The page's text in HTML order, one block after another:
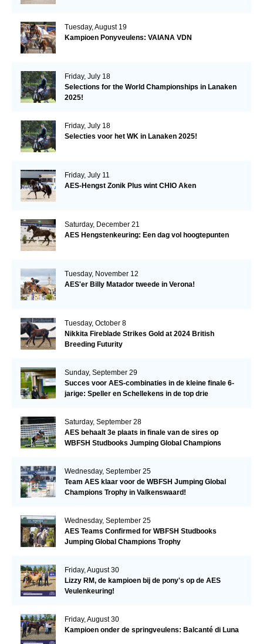
Tuesday, August 19
Kampioen Ponyveulens: VAIANA VDN
Friday, July 18
Selections for the World Championships in Lanaken
2025!
Friday, July 18
Selecties voor het WK in Lanaken 2025!
Friday, July 11
AES-Hengst Zonik Plus wint CHIO Aken
Saturday, December 21
AES Hengstenkeuring: Een dag vol hoogtepunten
Tuesday, November 12
AES'er Billy Matador tweede in Verona!
Tuesday, October 8
Nikkita Fireblade Strikes Gold at 2024 British
Breeding Futurity
Sunday, September 29
Succes voor AES-combinaties in de kleine finale 6-
jarige: Speller en Schellekens in de top drie
Saturday, September 28
AES behaalt 3e plaats in finale van de sires op
WBFSH Studbooks Jumping Global Champions
Wednesday, September 25
Team AES klaar voor de WBFSH Jumping Global
Champions Trophy in Valkenswaard!
Wednesday, September 25
AES Teams Confirmed for WBFSH Studbooks
Jumping Global Champions Trophy
Friday, August 30
Lizzy RM, de kampioen bij de pony's op de AES
Veulenkeuring!
Friday, August 30
Kampioen onder de springveulens: Balcanté di Luna